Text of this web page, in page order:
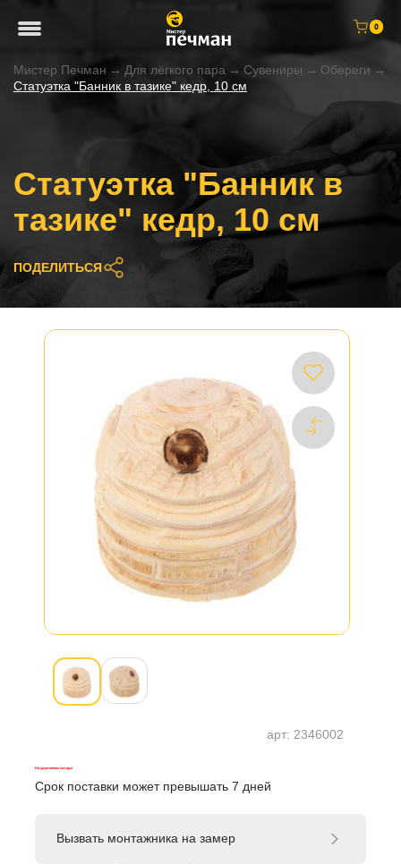
0
Мистер Печман → Для лёгкого пара → Сувениры → Обереги →
Статуэтка "Банник в тазике" кедр, 10 см
Статуэтка "Банник в
тазике" кедр, 10 см
ПОДЕЛИТЬСЯ
арт: 2346002
На удаленном складе
Срок поставки может превышать 7 дней
Вызвать монтажника на замер